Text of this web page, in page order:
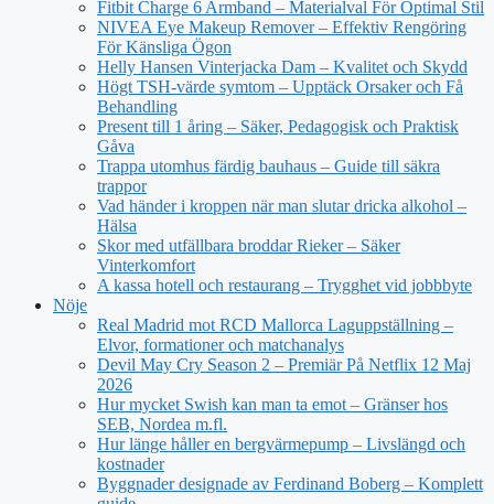
Fitbit Charge 6 Armband – Materialval För Optimal Stil
NIVEA Eye Makeup Remover – Effektiv Rengöring
För Känsliga Ögon
Helly Hansen Vinterjacka Dam – Kvalitet och Skydd
Högt TSH-värde symtom – Upptäck Orsaker och Få
Behandling
Present till 1 åring – Säker, Pedagogisk och Praktisk
Gåva
Trappa utomhus färdig bauhaus – Guide till säkra
trappor
Vad händer i kroppen när man slutar dricka alkohol –
Hälsa
Skor med utfällbara broddar Rieker – Säker
Vinterkomfort
A kassa hotell och restaurang – Trygghet vid jobbbyte
Nöje
Real Madrid mot RCD Mallorca Laguppställning –
Elvor, formationer och matchanalys
Devil May Cry Season 2 – Premiär På Netflix 12 Maj
2026
Hur mycket Swish kan man ta emot – Gränser hos
SEB, Nordea m.fl.
Hur länge håller en bergvärmepump – Livslängd och
kostnader
Byggnader designade av Ferdinand Boberg – Komplett